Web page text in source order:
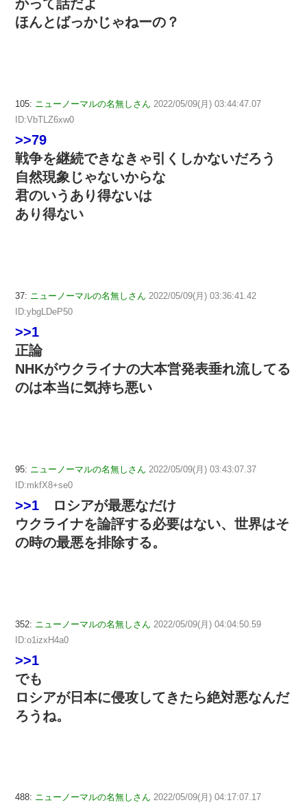
かって話だよ
ほんとばっかじゃねーの？
105: ニューノーマルの名無しさん 2022/05/09(月) 03:44:47.07
ID:VbTLZ6xw0
>>79
戦争を継続できなきゃ引くしかないだろう
自然現象じゃないからな
君のいうあり得ないは
あり得ない
37: ニューノーマルの名無しさん 2022/05/09(月) 03:36:41.42
ID:ybgLDeP50
>>1
正論
NHKがウクライナの大本営発表垂れ流してる
のは本当に気持ち悪い
95: ニューノーマルの名無しさん 2022/05/09(月) 03:43:07.37
ID:mkfX8+se0
>>1 ロシアが最悪なだけ
ウクライナを論評する必要はない、世界はそ
の時の最悪を排除する。
352: ニューノーマルの名無しさん 2022/05/09(月) 04:04:50.59
ID:o1izxH4a0
>>1
でも
ロシアが日本に侵攻してきたら絶対悪なんだ
ろうね。
488: ニューノーマルの名無しさん 2022/05/09(月) 04:17:07.17